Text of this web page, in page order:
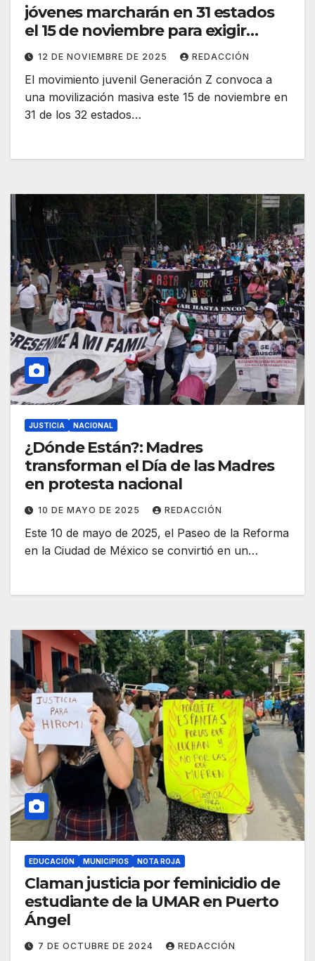
jóvenes marcharán en 31 estados
el 15 de noviembre para exigir
cambios y alzar la voz
12 DE NOVIEMBRE DE 2025 REDACCIÓN
El movimiento juvenil Generación Z convoca a
una movilización masiva este 15 de noviembre en
31 de los 32 estados…
JUSTICIA NACIONAL
¿Dónde Están?: Madres
transforman el Día de las Madres
en protesta nacional
10 DE MAYO DE 2025 REDACCIÓN
Este 10 de mayo de 2025, el Paseo de la Reforma
en la Ciudad de México se convirtió en un…
EDUCACIÓN MUNICIPIOS NOTA ROJA
Claman justicia por feminicidio de
estudiante de la UMAR en Puerto
Ángel
7 DE OCTUBRE DE 2024 REDACCIÓN